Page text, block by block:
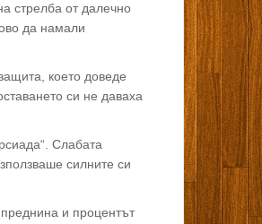
стрелба от далечно
да намали
което доведе
си не даваха
Слабата
силните си
и процентът